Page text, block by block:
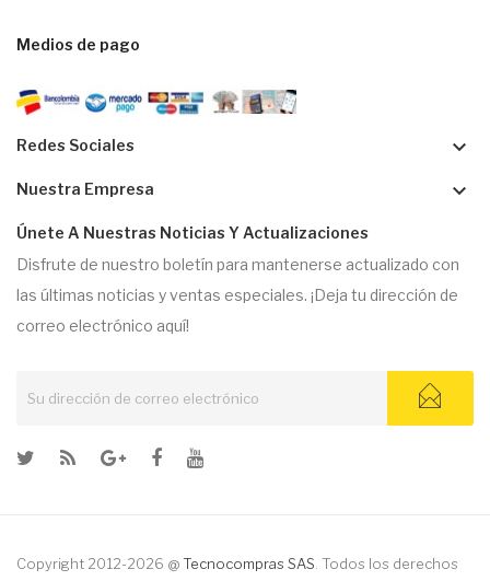
Medios de pago
Redes Sociales keyboard_arrow_down
Nuestra Empresa keyboard_arrow_down
Únete A Nuestras Noticias Y Actualizaciones
Disfrute de nuestro boletín para mantenerse actualizado con
las últimas noticias y ventas especiales. ¡Deja tu dirección de
correo electrónico aquí!
Copyright 2012-2026 @ Tecnocompras SAS . Todos los derechos